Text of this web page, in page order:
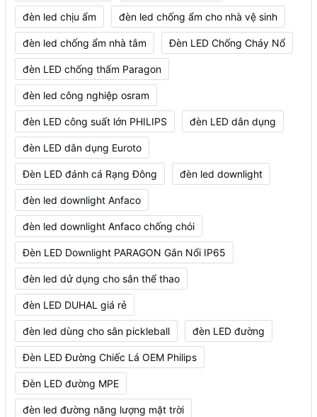
đèn led chịu ẩm đèn led chống ẩm cho nhà vệ sinh
đèn led chống ẩm nhà tắm Đèn LED Chống Cháy Nổ
đèn LED chống thấm Paragon
đèn led công nghiệp osram
đèn LED công suất lớn PHILIPS đèn LED dân dụng
đèn LED dân dụng Euroto
Đèn LED đánh cá Rạng Đông đèn led downlight
đèn led downlight Anfaco
đèn led downlight Anfaco chống chói
Đèn LED Downlight PARAGON Gắn Nổi IP65
đèn led dử dụng cho sân thể thao
đèn LED DUHAL giá rẻ
đèn led dùng cho sân pickleball đèn LED đường
Đèn LED Đường Chiếc Lá OEM Philips
Đèn LED đường MPE
đèn led đường năng lượng mặt trời